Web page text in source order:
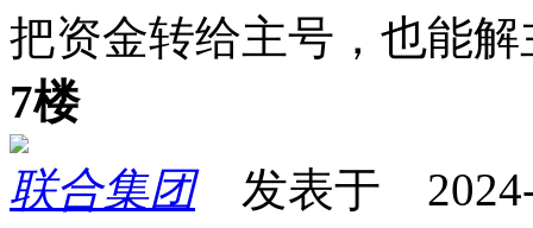
把资金转给主号，也能
7楼
联合集团发表于 2024-